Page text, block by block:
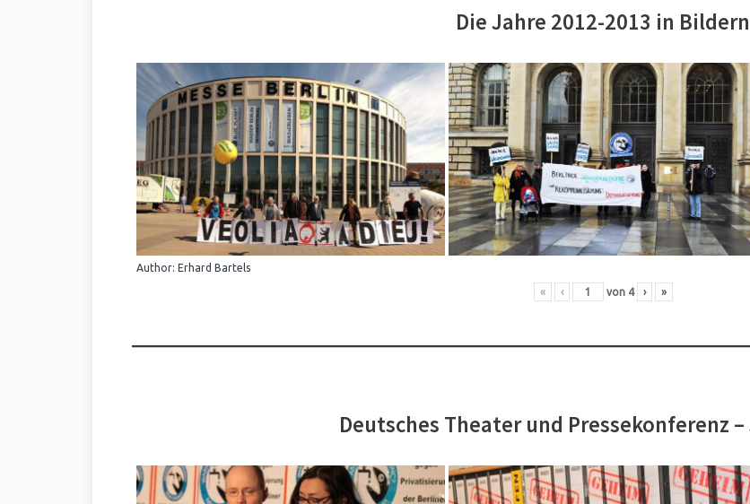
Die Jahre 2012-2013 in Bildern
Author: Erhard Bartels
« ‹ von 4 › »
Deutsches Theater und Pressekonferenz